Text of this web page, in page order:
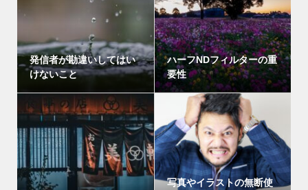
発信者が勘違いしてはい
けないこと
ハーフNDフィルターの重
要性
写真やイラストの無断使